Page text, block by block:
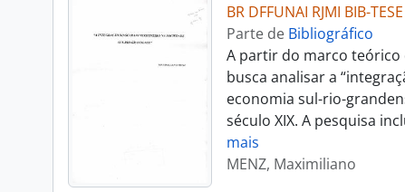
BR DFFUNAI RJMI BIB-
Parte de Bibliográfico
A partir do marco
busca analisar a
economia sul-rio-
século XIX. A pesquisa
mais
MENZ, Maximiliano